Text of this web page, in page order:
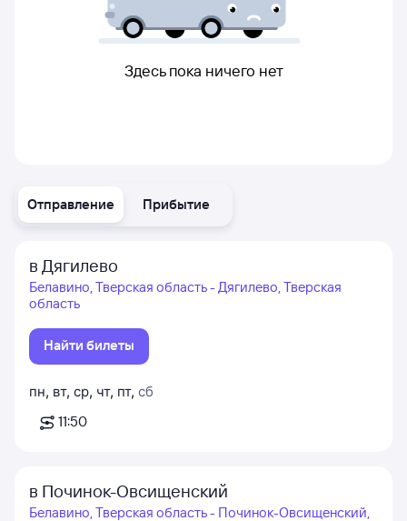
Отправление Прибытие
в Дягилево
Белавино, Тверская область - Дягилево, Тверская
область
Найти билеты
пн, вт, ср, чт, пт, сб
11:50
в Починок-Овсищенский
Белавино, Тверская область - Починок-Овсищенский,
Здесь пока ничего нет